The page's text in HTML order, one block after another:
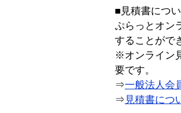
■見積書につ
ぷらっとオン
することがで
※オンライン
要です。
⇒一般法人会
⇒ 見積書につ